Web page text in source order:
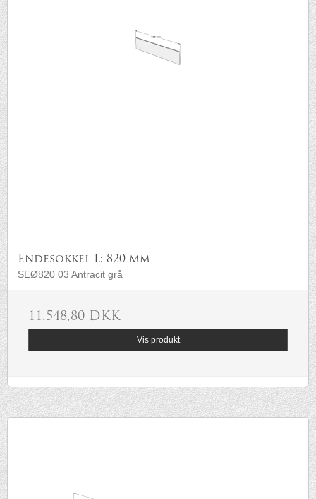
Endesokkel L: 820 mm
SEØ820 03 Antracit grå
11.548,80 DKK
Vis produkt